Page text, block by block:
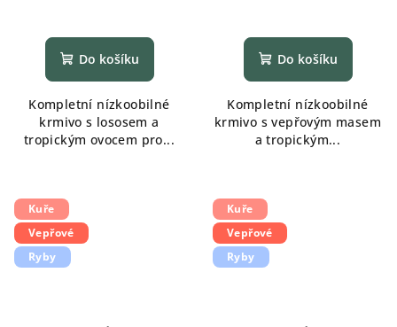
Do košíku
Kompletní nízkoobilné
krmivo s lososem a
tropickým ovocem pro...
Do košíku
Kompletní nízkoobilné
krmivo s vepřovým masem
a tropickým...
Kuře
Vepřové
Ryby
Kuře
Vepřové
Ryby